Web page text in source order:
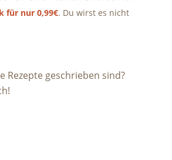
für nur 0,99€. Du wirst es nicht
Rezepte geschrieben sind?